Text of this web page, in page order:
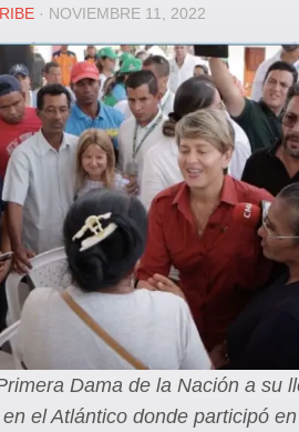
· NOVIEMBRE 11, 2022
Dama de la Nación a su
el Atlántico donde participó